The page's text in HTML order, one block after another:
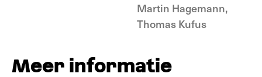
Martin Hagemann,
Thomas Kufus
Meer informatie